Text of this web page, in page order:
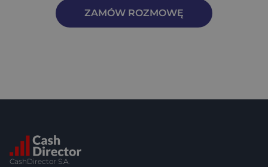
ZAMÓW ROZMOWĘ
CashDirector S.A.